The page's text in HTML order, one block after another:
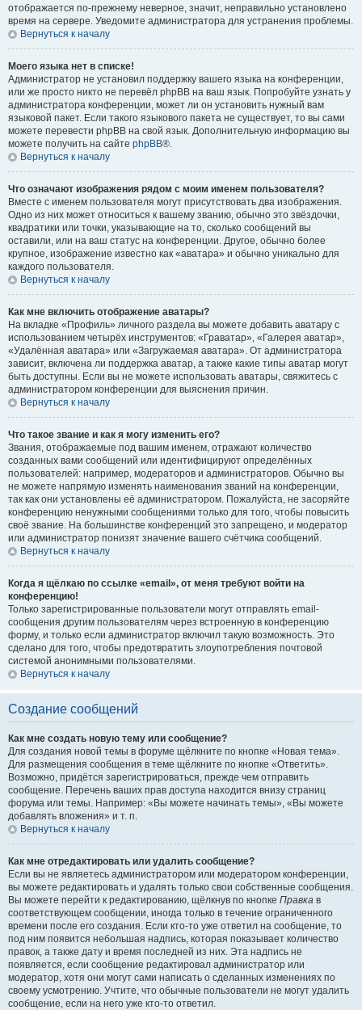
отображается по-прежнему неверное, значит, неправильно установлено
время на сервере. Уведомите администратора для устранения проблемы.
Вернуться к началу
Моего языка нет в списке!
Администратор не установил поддержку вашего языка на конференции,
или же просто никто не перевёл phpBB на ваш язык. Попробуйте узнать у
администратора конференции, может ли он установить нужный вам
языковой пакет. Если такого языкового пакета не существует, то вы сами
можете перевести phpBB на свой язык. Дополнительную информацию вы
можете получить на сайте phpBB®.
Вернуться к началу
Что означают изображения рядом с моим именем пользователя?
Вместе с именем пользователя могут присутствовать два изображения.
Одно из них может относиться к вашему званию, обычно это звёздочки,
квадратики или точки, указывающие на то, сколько сообщений вы
оставили, или на ваш статус на конференции. Другое, обычно более
крупное, изображение известно как «аватара» и обычно уникально для
каждого пользователя.
Вернуться к началу
Как мне включить отображение аватары?
На вкладке «Профиль» личного раздела вы можете добавить аватару с
использованием четырёх инструментов: «Граватар», «Галерея аватар»,
«Удалённая аватара» или «Загружаемая аватара». От администратора
зависит, включена ли поддержка аватар, а также какие типы аватар могут
быть доступны. Если вы не можете использовать аватары, свяжитесь с
администратором конференции для выяснения причин.
Вернуться к началу
Что такое звание и как я могу изменить его?
Звания, отображаемые под вашим именем, отражают количество
созданных вами сообщений или идентифицируют определённых
пользователей: например, модераторов и администраторов. Обычно вы
не можете напрямую изменять наименования званий на конференции,
так как они установлены её администратором. Пожалуйста, не засоряйте
конференцию ненужными сообщениями только для того, чтобы повысить
своё звание. На большинстве конференций это запрещено, и модератор
или администратор понизят значение вашего счётчика сообщений.
Вернуться к началу
Когда я щёлкаю по ссылке «email», от меня требуют войти на
конференцию!
Только зарегистрированные пользователи могут отправлять email-
сообщения другим пользователям через встроенную в конференцию
форму, и только если администратор включил такую возможность. Это
сделано для того, чтобы предотвратить злоупотребления почтовой
системой анонимными пользователями.
Вернуться к началу
Создание сообщений
Как мне создать новую тему или сообщение?
Для создания новой темы в форуме щёлкните по кнопке «Новая тема».
Для размещения сообщения в теме щёлкните по кнопке «Ответить».
Возможно, придётся зарегистрироваться, прежде чем отправить
сообщение. Перечень ваших прав доступа находится внизу страниц
форума или темы. Например: «Вы можете начинать темы», «Вы можете
добавлять вложения» и т. п.
Вернуться к началу
Как мне отредактировать или удалить сообщение?
Если вы не являетесь администратором или модератором конференции,
вы можете редактировать и удалять только свои собственные сообщения.
Вы можете перейти к редактированию, щёлкнув по кнопке Правка в
соответствующем сообщении, иногда только в течение ограниченного
времени после его создания. Если кто-то уже ответил на сообщение, то
под ним появится небольшая надпись, которая показывает количество
правок, а также дату и время последней из них. Эта надпись не
появляется, если сообщение редактировал администратор или
модератор, хотя они могут сами написать о сделанных изменениях по
своему усмотрению. Учтите, что обычные пользователи не могут удалить
сообщение, если на него уже кто-то ответил.